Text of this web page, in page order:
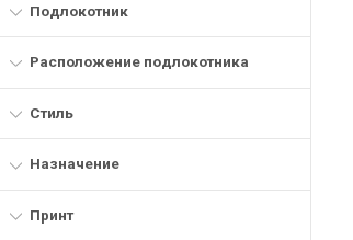
Подлокотник
Расположение подлокотника
Стиль
Назначение
Принт